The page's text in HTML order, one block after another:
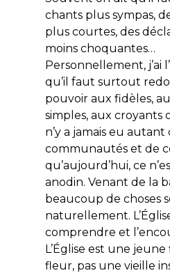
chants plus sympas,
plus courtes, des
moins choquantes…
Personnellement, j’ai
qu’il faut surtout
pouvoir aux fidèles,
simples, aux croyants
n’y a jamais eu autant
communautés et de
qu’aujourd’hui, ce
anodin. Venant de la
beaucoup de choses
naturellement.
comprendre et
L’Église est une
fleur, pas une vieille